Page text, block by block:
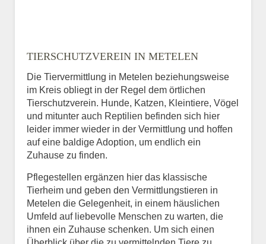
TIERSCHUTZVEREIN IN METELEN
Die Tiervermittlung in Metelen beziehungsweise
im Kreis obliegt in der Regel dem örtlichen
Tierschutzverein. Hunde, Katzen, Kleintiere, Vögel
und mitunter auch Reptilien befinden sich hier
leider immer wieder in der Vermittlung und hoffen
auf eine baldige Adoption, um endlich ein
Zuhause zu finden.
Pflegestellen ergänzen hier das klassische
Tierheim und geben den Vermittlungstieren in
Metelen die Gelegenheit, in einem häuslichen
Umfeld auf liebevolle Menschen zu warten, die
ihnen ein Zuhause schenken. Um sich einen